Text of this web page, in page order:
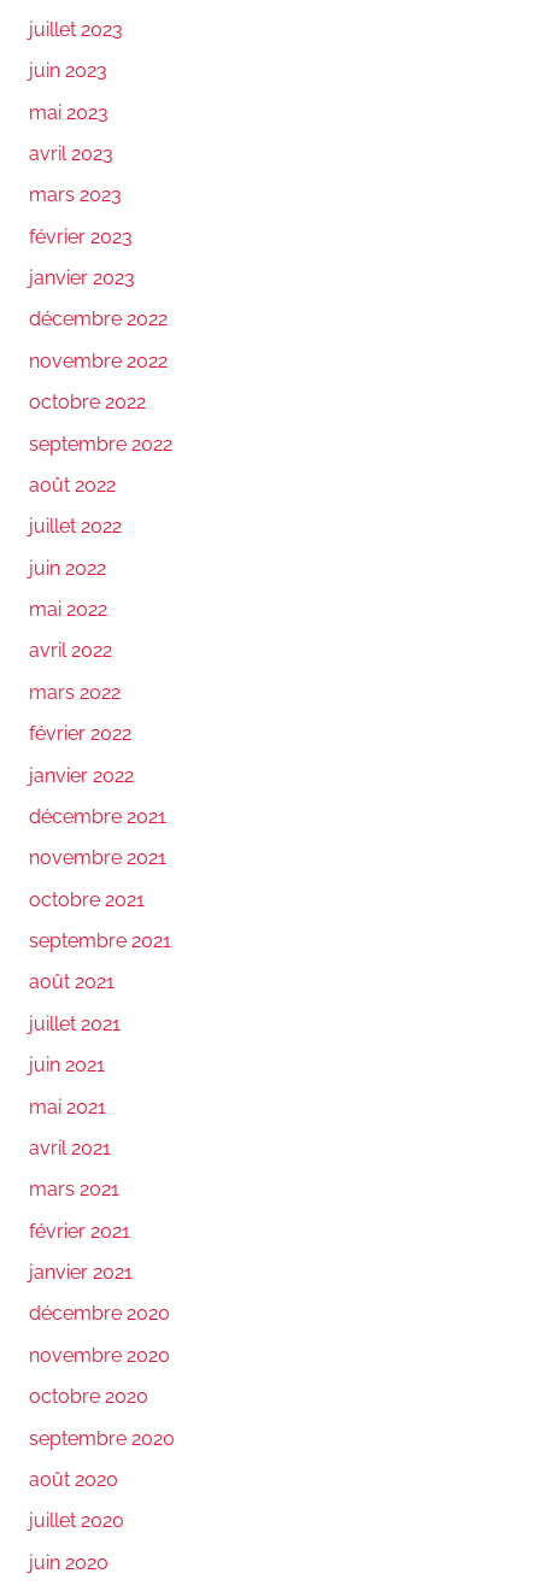
juillet 2023
juin 2023
mai 2023
avril 2023
mars 2023
février 2023
janvier 2023
décembre 2022
novembre 2022
octobre 2022
septembre 2022
août 2022
juillet 2022
juin 2022
mai 2022
avril 2022
mars 2022
février 2022
janvier 2022
décembre 2021
novembre 2021
octobre 2021
septembre 2021
août 2021
juillet 2021
juin 2021
mai 2021
avril 2021
mars 2021
février 2021
janvier 2021
décembre 2020
novembre 2020
octobre 2020
septembre 2020
août 2020
juillet 2020
juin 2020